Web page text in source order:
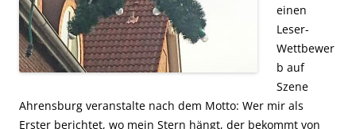
einen
Leser-
Wettbewer
b auf
Szene
Ahrensburg veranstalte nach dem Motto: Wer mir als
Erster berichtet, wo mein Stern hängt, der bekommt von